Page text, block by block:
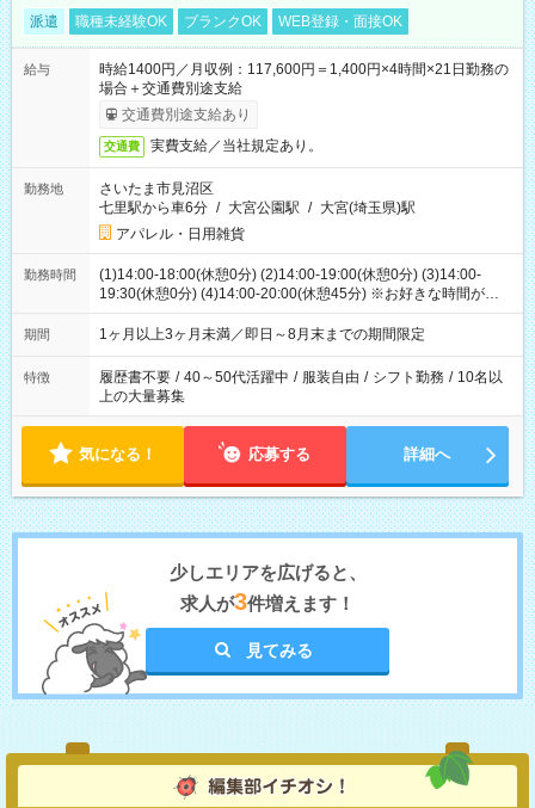
派遣 職種未経験OK ブランクOK WEB登録・面接OK
給与
時給1400円／月収例：117,600円＝1,400円×4時間×21日勤務の
場合＋交通費別途支給
交通費別途支給あり
交通費 実費支給／当社規定あり。
勤務地
さいたま市見沼区
七里駅から車6分 / 大宮公園駅 / 大宮(埼玉県)駅
アパレル・日用雑貨
勤務時間
(1)14:00-18:00(休憩0分) (2)14:00-19:00(休憩0分) (3)14:00-
19:30(休憩0分) (4)14:00-20:00(休憩45分) ※お好きな時間が選べ
ます
期間 1ヶ月以上3ヶ月未満／即日～8月末までの期間限定
特徴 履歴書不要 / 40～50代活躍中 / 服装自由 / シフト勤務 / 10名以
上の大量募集
気になる！ 応募する 詳細へ
少しエリアを広げると、
求人が3件増えます！
見てみる